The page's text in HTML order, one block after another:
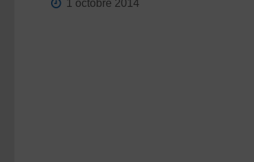
1 octobre 2014